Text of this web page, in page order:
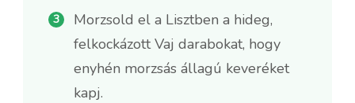
Morzsold el a Lisztben a hideg,
felkockázott Vaj darabokat, hogy
enyhén morzsás állagú keveréket
kapj.